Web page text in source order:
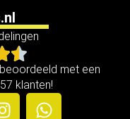
met een
klanten!